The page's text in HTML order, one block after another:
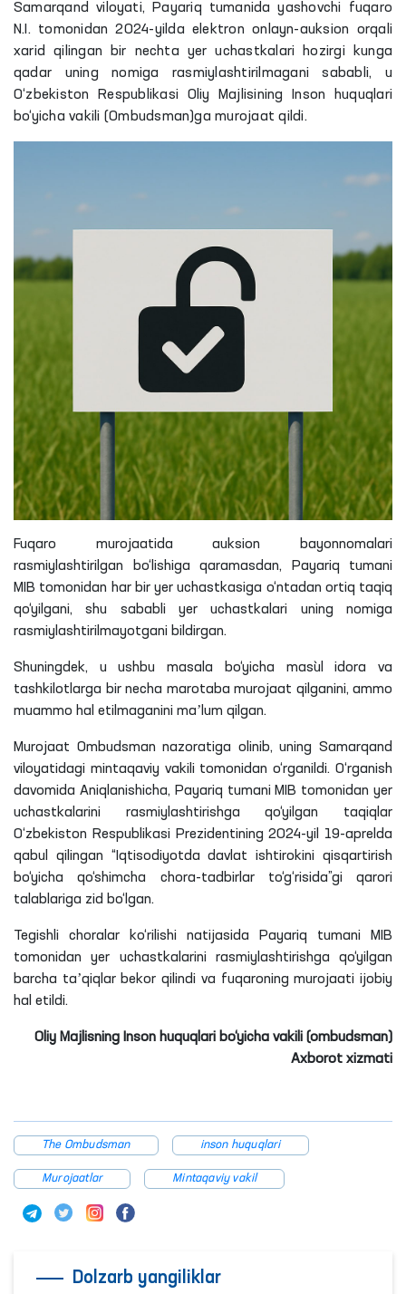
Samarqand viloyati, Payariq tumanida yashovchi fuqaro
N.I. tomonidan 2024-yilda elektron onlayn-auksion orqali
xarid qilingan bir nechta yer uchastkalari hozirgi kunga
qadar uning nomiga rasmiylashtirilmagani sababli, u
O‘zbekiston Respublikasi Oliy Majlisining Inson huquqlari
bo‘yicha vakili (Ombudsman)ga murojaat qildi.
Fuqaro murojaatida auksion bayonnomalari
rasmiylashtirilgan bo‘lishiga qaramasdan, Payariq tumani
MIB tomonidan har bir yer uchastkasiga o‘ntadan ortiq taqiq
qo‘yilgani, shu sababli yer uchastkalari uning nomiga
rasmiylashtirilmayotgani bildirgan.
Shuningdek, u ushbu masala bo‘yicha mas`ul
idora va
tashkilotlarga bir necha marotaba murojaat qilganini, ammo
muammo hal etilmaganini maʼlum qilgan.
Murojaat Ombudsman nazoratiga olinib, uning Samarqand
viloyatidagi mintaqaviy vakili tomonidan o‘rganildi. O‘rganish
davomida Aniqlanishicha, Payariq tumani MIB tomonidan yer
uchastkalarini rasmiylashtirishga qo‘yilgan taqiqlar
O‘zbekiston Respublikasi Prezidentining 2024-yil 19-aprelda
qabul qilingan “Iqtisodiyotda davlat ishtirokini qisqartirish
bo‘yicha qo‘shimcha chora-tadbirlar to‘g‘risida”gi qarori
talablariga zid bo‘lgan.
Tegishli choralar ko‘rilishi natijasida Payariq tumani MIB
tomonidan yer uchastkalarini rasmiylashtirishga qo‘yilgan
barcha taʼqiqlar bekor qilindi va fuqaroning murojaati ijobiy
hal etildi.
Oliy Majlisning Inson huquqlari bo‘yicha vakili (ombudsman)
Axborot xizmati
The Ombudsman inson huquqlari
Murojaatlar Mintaqaviy vakil
Dolzarb yangiliklar